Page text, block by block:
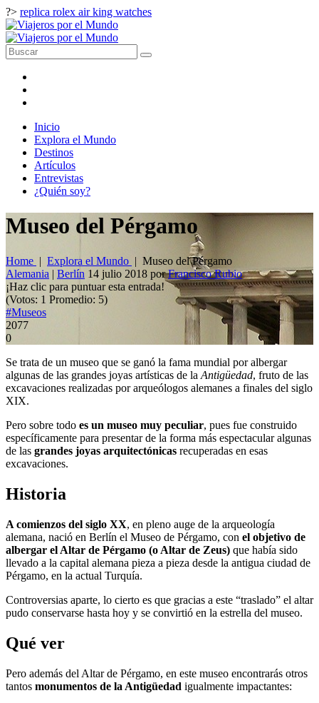
?> replica rolex air king watches
Inicio
Explora el Mundo
Destinos
Artículos
Entrevistas
¿Quién soy?
Museo del Pérgamo
Home | Explora el Mundo | Museo del Pérgamo
Alemania | Berlín 14 julio 2018 porFrancisco Rubio
¡Haz clic para puntuar esta entrada!
(Votos: 1 Promedio: 5)
#Museos
2077
0
Se trata de un museo que se ganó la fama mundial por albergar
algunas de las grandes joyas artísticas de la Antigüedad, fruto de las
excavaciones realizadas por arqueólogos alemanes a finales del siglo
XIX.
Pero sobre todo es un museo muy peculiar, pues fue construido
específicamente para presentar de la forma más espectacular algunas
de las grandes joyas arquitectónicas recuperadas en esas
excavaciones.
Historia
A comienzos del siglo XX, en pleno auge de la arqueología
alemana, nació en Berlín el Museo de Pérgamo, con el objetivo de
albergar el Altar de Pérgamo (o Altar de Zeus) que había sido
llevado a la capital alemana pieza a pieza desde la antigua ciudad de
Pérgamo, en la actual Turquía.
Controversias aparte, lo cierto es que gracias a este “traslado” el altar
pudo conservarse hasta hoy y se convirtió en la estrella del museo.
Qué ver
Pero además del Altar de Pérgamo, en este museo encontrarás otros
tantos monumentos de la Antigüedad igualmente impactantes: